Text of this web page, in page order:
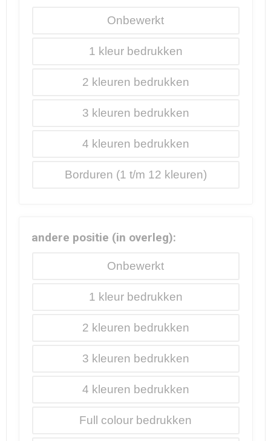
Onbewerkt
1
2
3
4
Borduren
andere positie (in overleg):
Onbewerkt
1
2
3
4
Full colour